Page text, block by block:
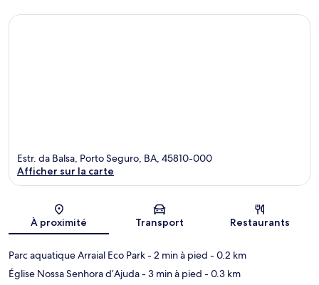
Carte
Estr. da Balsa, Porto Seguro, BA, 45810-000
Afficher sur la carte
À proximité Transport Restaurants
Parc aquatique Arraial Eco Park- 2 min à pied - 0.2 km
Église Nossa Senhora d’Ajuda- 3 min à pied - 0.3 km